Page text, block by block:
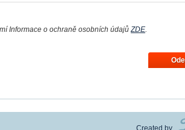
Informace o ochraně osobních údajů ZDE